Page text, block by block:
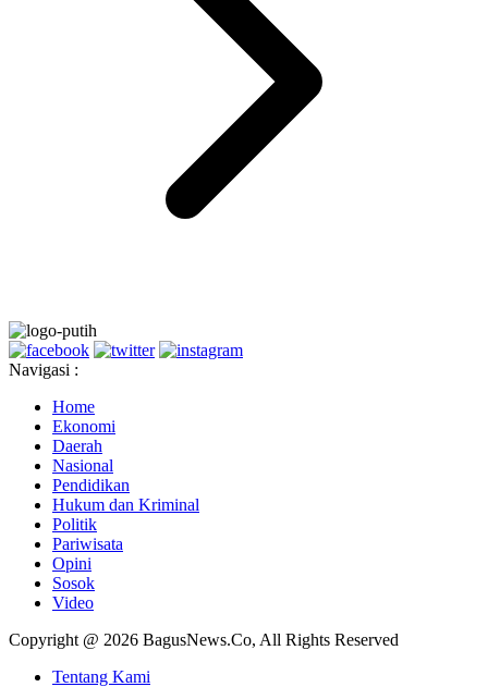
Navigasi :
Home
Ekonomi
Daerah
Nasional
Pendidikan
Hukum dan Kriminal
Politik
Pariwisata
Opini
Sosok
Video
Copyright @ 2026 BagusNews.Co, All Rights Reserved
Tentang Kami